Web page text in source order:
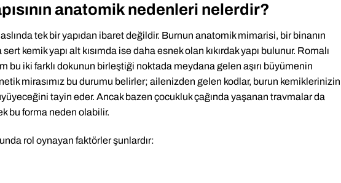
anatomik nedenleri nelerdir?
tek bir yapıdan ibaret değildir. Burnun anatomik mimarisi, bir binanın
sert kemik yapı alt kısımda ise daha esnek olan kıkırdak yapı bulunur. Romalı
bu iki farklı dokunun birleştiği noktada meydana gelen aşırı büyümenin
mirasımız bu durumu belirler; ailenizden gelen kodlar, burun
tayin eder. Ancak bazen çocukluk çağında yaşanan travmalar da
bu forma neden olabilir.
rol oynayan faktörler şunlardır: